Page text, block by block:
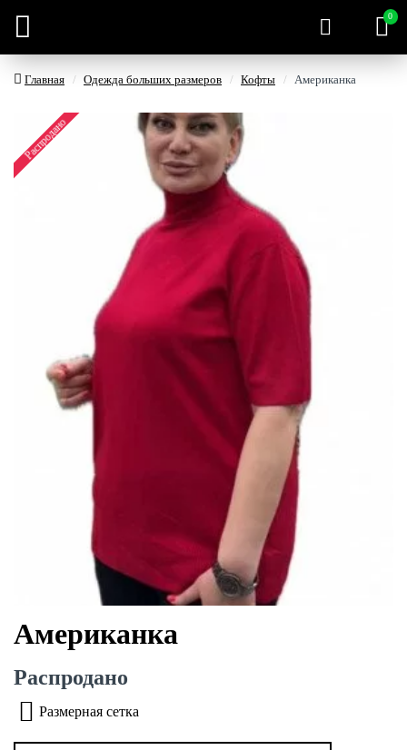
0
Главная Одежда больших размеров Кофты Американка
Распродано
Американка
Распродано
Размерная сетка